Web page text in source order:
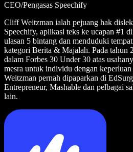
CEO/Pengasas Speechify
Cliff Weitzman ialah pejuang hak
Speechify, aplikasi teks ke ucapan #1
ulasan 5 bintang dan menduduki
kategori Berita & Majalah. Pada tahun
dalam Forbes 30 Under 30 atas
mesra untuk individu dengan
Weitzman pernah dipaparkan di
Entrepreneur, Mashable dan pelbagai
lain.